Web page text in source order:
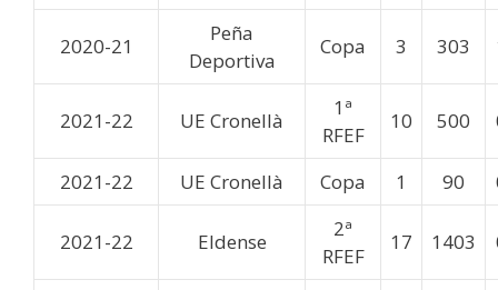
2020-21
Peña
Deportiva
Copa 3 303
2021-22 UE Cronellà
1ª
RFEF
10 500
2021-22 UE Cronellà Copa 1 90
2021-22 Eldense
2ª
RFEF
17 1403